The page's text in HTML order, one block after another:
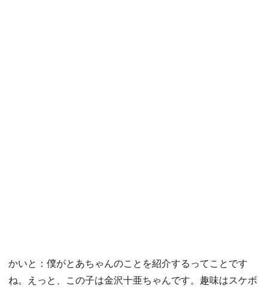
かいと：僕がとあちゃんのことを紹介するってことです
ね。えっと、この子は金沢十亜ちゃんです。趣味はスケボ